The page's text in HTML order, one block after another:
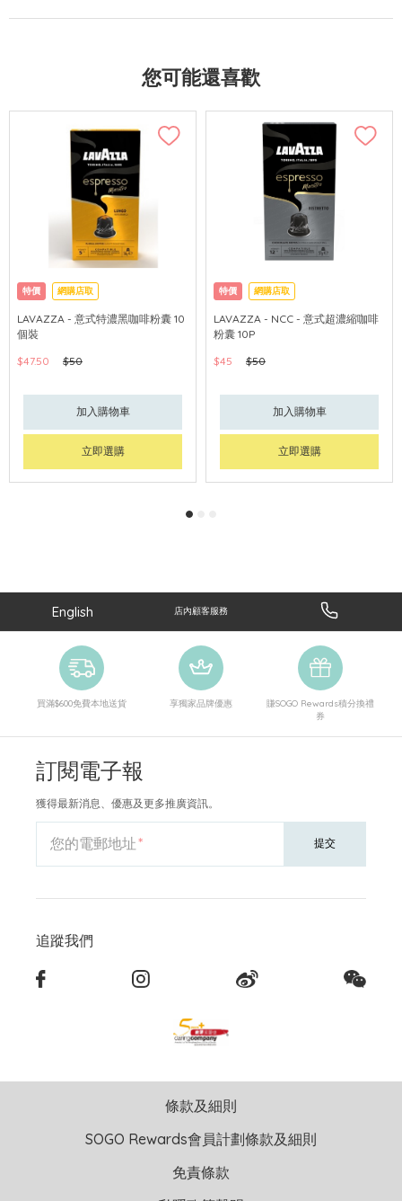
您可能還喜歡
特價 網購店取
LAVAZZA - 意式特濃黑咖啡粉囊 10
個裝
$47.50
$50
加入購物車
立即選購
特價 網購店取
LAVAZZA - NCC - 意式超濃縮咖啡
粉囊 10P
$45
$50
加入購物車
立即選購
English 店內顧客服務
買滿$600免費本地送貨 享獨家品牌優惠
賺SOGO Rewards積分換禮
券
訂閱電子報
獲得最新消息、優惠及更多推廣資訊。
您的電郵地址 提交
追蹤我們
條款及細則
SOGO Rewards會員計劃條款及細則
免責條款